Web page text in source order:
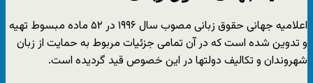
اعلامیه جهانی حقوق زبانی مصوب سال ۱۹۹۶ در ۵۲ ماده مبسوط تهیه
و تدوین شده است که در آن تمامی جزئیات مربوط به حمایت از زبان
شهروندان و تکالیف دولتها در این خصوص قید گردیده است.